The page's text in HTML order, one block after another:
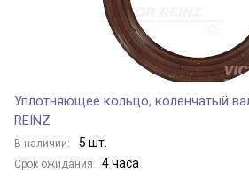
Уплотняющее кольцо, коленчатый
REINZ
В наличии: 5 шт.
Срок ожидания: 4 часа